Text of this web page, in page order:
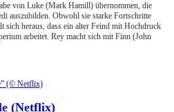
von Luke (Mark Hamill) übernommen, die
auszubilden. Obwohl sie starke Fortschritte
sich heraus, dass ein alter Feind mit Hochdruck
arbeitet. Rey macht sich mit Finn (John
(Netflix)